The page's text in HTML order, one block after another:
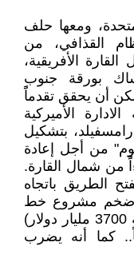
ومعها حلف
القذافي، من
الأفريقية،
بورقة جنوب
أن يحقق تقدماًً
الأميركية
رامسفيلد، بتشكيل
من أجل إعادة
من شمال القارة.
الطريق باتجاه
أضخم مشروع خط
أنابيب بين هذا البلد والكاميرون بكلفة 3700 مليار دولار)
كما أنه يضرب